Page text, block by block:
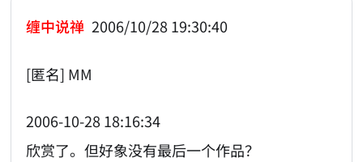
缠中说禅 2006/10/28 19:30:40
[匿名] MM
2006-10-28 18:16:34
欣赏了。但好象没有最后一个作品？